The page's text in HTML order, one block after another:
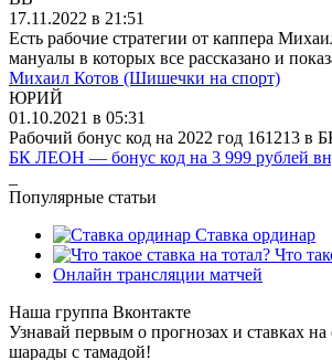
17.11.2022 в 21:51
Есть рабочие стратегии от каппера
мануалы в которых все рассказано и
Михаил Котов (Шишечки на спорт)
ЮРИЙ
01.10.2021 в 05:31
Рабочий бонус код на 2022 год 161213 в
БК ЛЕОН — бонус код на 3 999 рублей
Популярные статьи
Ставка ординар
Что
Онлайн трансляции матчей
Наша группа Вконтакте
Узнавай первым о прогнозах и ставках
шарады с тамадой!